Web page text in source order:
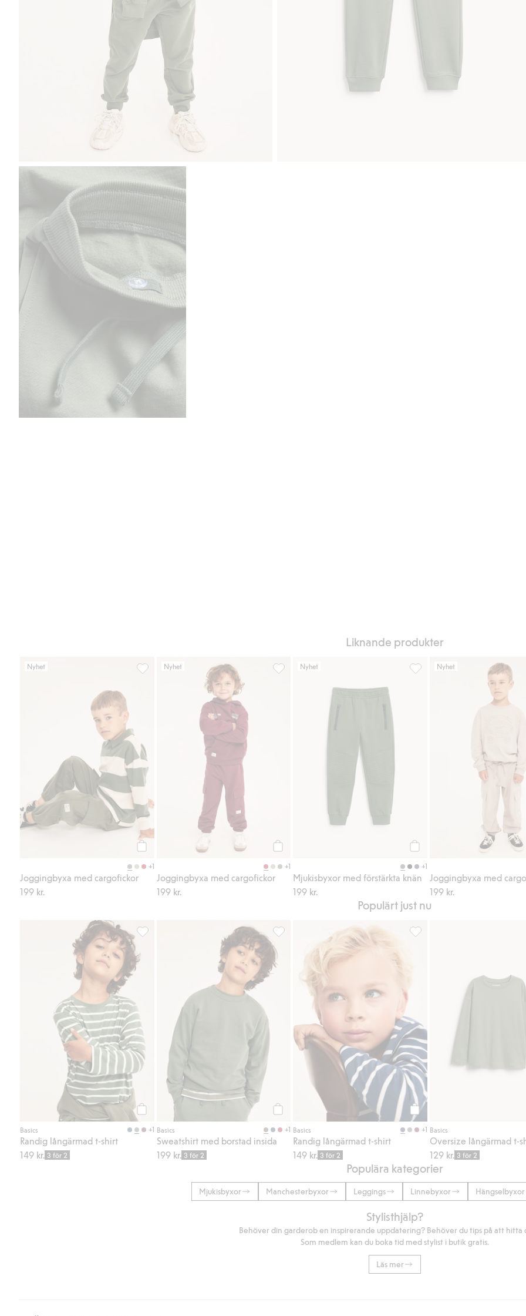
Gratis fraktalternativ
Liknande produkter
Nyhet
+1
Joggingbyxa med cargofickor
199 kr.
Joggingbyxa med cargofickor, Lägg till i favoriter
Nyhet
+1
Joggingbyxa med cargofickor
199 kr.
Nyhet
+1
Mjukisbyxor med förstärkta knän
199 kr.
Mjukisbyxor med förstärkta
Nyhet
Joggingbyxa med
199 kr.
Populärt just nu
Köp
Basics +1
Randig långärmad t-shirt
149 kr. 3 för 2
Randig långärmad t-shirt, Lägg till i favoriter
Basics +1
Sweatshirt med borstad insida
199 kr. 3 för 2
Sweatshirt med borstad insida, Lägg till i favoriter
Köp
Basics +1
Randig långärmad t-shirt
149 kr. 3 för 2
Basics
129 kr. 3 för 2
Populära kategorier
Mjukisbyxor Manchesterbyxor Leggings Linnebyxor Hängselbyxor
Stylisthjälp?
Behöver din garderob en inspirerande uppdatering? Behöver du tips på att hitta
Som medlem kan du boka tid med stylist i butik gratis.
Läs mer